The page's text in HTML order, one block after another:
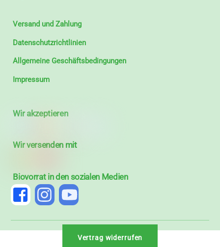
Versand und Zahlung
Datenschutzrichtlinien
Allgemeine Geschäftsbedingungen
Impressum
Wir akzeptieren
Wir versenden mit
Biovorrat in den sozialen Medien
Vertrag widerrufen